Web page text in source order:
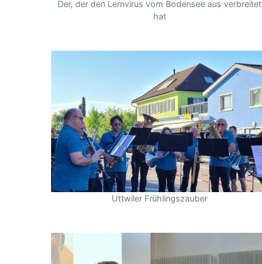
Der, der den Lernvirus vom Bodensee aus verbreitet
hat
Uttwiler Frühlingszauber